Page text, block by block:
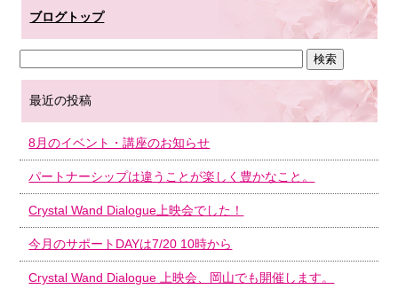
ブログトップ
最近の投稿
8月のイベント・講座のお知らせ
パートナーシップは違うことが楽しく豊かなこと。
Crystal Wand Dialogue上映会でした！
今月のサポートDAYは7/20 10時から
Crystal Wand Dialogue 上映会、岡山でも開催します。